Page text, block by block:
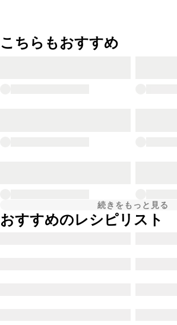
こちらもおすすめ
続きをもっと見る
おすすめのレシピリスト